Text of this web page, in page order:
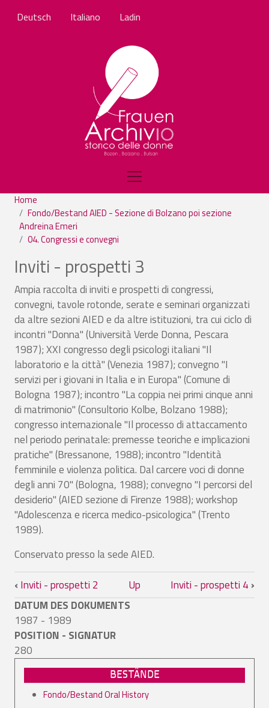
Deutsch Italiano Ladin
Home
Fondo/Bestand AIED - Sezione di Bolzano poi sezione
Andreina Emeri
04. Congressi e convegni
Inviti - prospetti 3
Ampia raccolta di inviti e prospetti di congressi,
convegni, tavole rotonde, serate e seminari organizzati
da altre sezioni AIED e da altre istituzioni, tra cui ciclo di
incontri "Donna" (Università Verde Donna, Pescara
1987); XXI congresso degli psicologi italiani "Il
laboratorio e la città" (Venezia 1987); convegno "I
servizi per i giovani in Italia e in Europa" (Comune di
Bologna 1987); incontro "La coppia nei primi cinque anni
di matrimonio" (Consultorio Kolbe, Bolzano 1988);
congresso internazionale "Il processo di attaccamento
nel periodo perinatale: premesse teoriche e implicazioni
pratiche" (Bressanone, 1988); incontro "Identità
femminile e violenza politica. Dal carcere voci di donne
degli anni 70" (Bologna, 1988); convegno "I percorsi del
desiderio" (AIED sezione di Firenze 1988); workshop
"Adolescenza e ricerca medico-psicologica" (Trento
1989).
Conservato presso la sede AIED.
Book traversal links for Inviti -
‹ Inviti - prospetti 2 Up Inviti - prospetti 4 ›
DATUM DES DOKUMENTS
1987 - 1989
POSITION - SIGNATUR
280
BESTÄNDE
Fondo/Bestand Oral History